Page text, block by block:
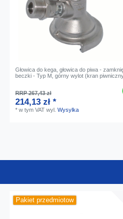
Głowica do kega, głowica do piwa -
beczki - Typ M, górny wylot (kran
RRP 267,43 zł
214,13 zł *
*w tym VAT wyl.Wysylka
Pakiet przedmiotow